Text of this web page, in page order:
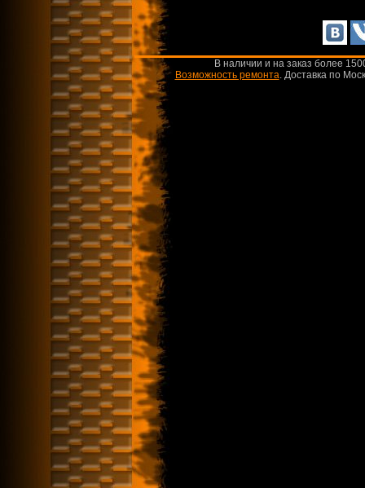
В наличии и на заказ более
Возможность ремонта.Доставка по